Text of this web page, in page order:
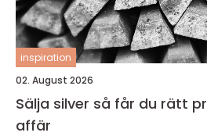
inspiration
02. August 2026
Sälja silver så får du rätt pris och en trygg
affär